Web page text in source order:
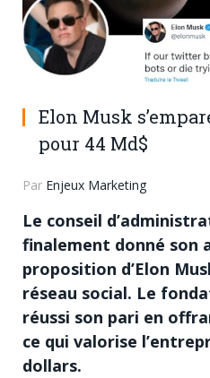
Elon Musk
pour 44 Md$
Par Enjeux Marketing
Le conseil
finalement donné son
proposition d’Elon
réseau social. Le
réussi son pari en
ce qui valorise
dollars.